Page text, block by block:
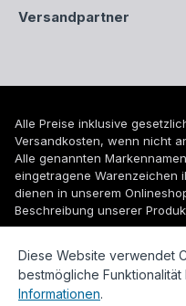
Versandpartner
Alle Preise inklusive
Versandkosten, wenn nicht
Alle genannten
eingetragene Warenzeichen
dienen in unserem
Beschreibung unserer
© 2026 WUH24.de - Weigel
Sanitärtechnik GmbH
Diese Website verwendet
bestmögliche
Informationen.